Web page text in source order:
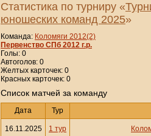
Статистика по турниру «
юношеских команд 2025»
Команда: Коломяги 2012(2)
Первенство СПб 2012 г.р.
Голы: 0
Автоголов: 0
Желтых карточек: 0
Красных карточек: 0
Cписок матчей за команду
Дата Тур
16.11.2025 1 тур